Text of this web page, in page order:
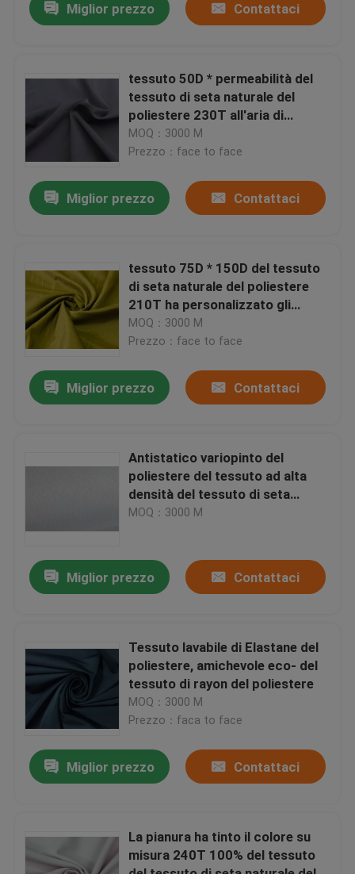
prodotti
Visita della fabbrica
Contattaci
Richieda una citazione
tessuto del taffettà del poliestere
Tessuto del poliestere
Miglior prezzo Contattaci
tessuto 50D * permeabilità del
tessuto di seta naturale del
poliestere 230T all'aria di
conteggio del filato 50D buona
MOQ：3000 M
Prezzo：face to face
Miglior prezzo Contattaci
tessuto 75D * 150D del tessuto
di seta naturale del poliestere
210T ha personalizzato gli
strizzacervelli di colore -
resistente
MOQ：3000 M
Prezzo：face to face
Miglior prezzo Contattaci
Antistatico variopinto del
poliestere del tessuto ad alta
densità del tessuto di seta
naturale per i pantaloni del
MOQ：3000 M
Miglior prezzo Contattaci
Tessuto lavabile di Elastane del
poliestere, amichevole eco- del
tessuto di rayon del poliestere
MOQ：3000 M
Prezzo：faca to face
Miglior prezzo Contattaci
La pianura ha tinto il colore su
misura 240T 100% del tessuto